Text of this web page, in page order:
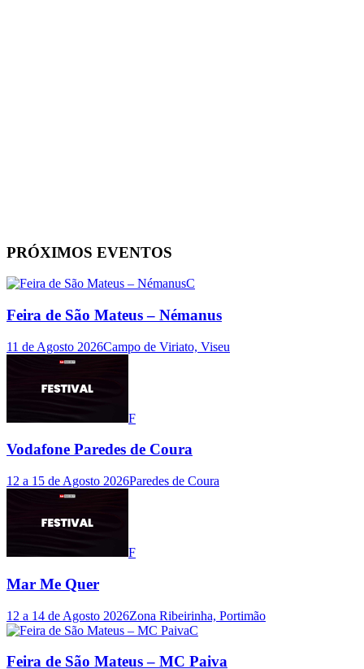
PRÓXIMOS EVENTOS
C
Feira de São Mateus – Némanus
11 de Agosto 2026Campo de Viriato, Viseu
F
Vodafone Paredes de Coura
12 a 15 de Agosto 2026Paredes de Coura
F
Mar Me Quer
12 a 14 de Agosto 2026Zona Ribeirinha, Portimão
C
Feira de São Mateus – MC Paiva